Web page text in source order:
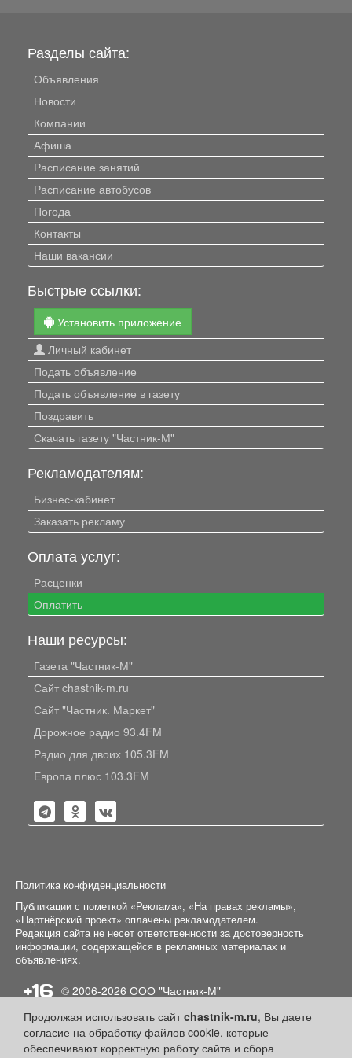
Продолжая использовать сайтchastnik-m.ru, Вы даете
согласие на обработку файлов cookie, которые
обеспечивают корректную работу сайта и сбора
Разделы сайта:
Объявления
Новости
Компании
Афиша
Расписание занятий
Расписание автобусов
Погода
Контакты
Наши вакансии
Быстрые ссылки:
Установить приложение
Личный кабинет
Подать объявление
Подать объявление в газету
Поздравить
Скачать газету "Частник-М"
Рекламодателям:
Бизнес-кабинет
Заказать рекламу
Оплата услуг:
Расценки
Оплатить
Наши ресурсы:
Газета "Частник-М"
Сайт chastnik-m.ru
Сайт "Частник. Маркет"
Дорожное радио 93.4FM
Радио для двоих 105.3FM
Европа плюс 103.3FM
Политика конфиденциальности
Публикации с пометкой «Реклама», «На правах рекламы»,
«Партнёрский проект» оплачены рекламодателем.
Редакция сайта не несет ответственности за достоверность
информации, содержащейся в рекламных материалах и
объявлениях.
+16 © 2006-2026 ООО "Частник-М"